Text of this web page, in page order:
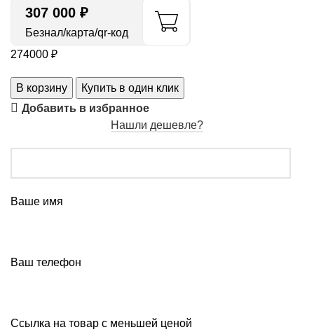
307 000 ₽
Безнал/карта/qr-код
274000 ₽
В корзину
Купить в один клик
Добавить в избранное
Нашли дешевле?
Ваше имя
Ваш телефон
Ссылка на товар с меньшей ценой